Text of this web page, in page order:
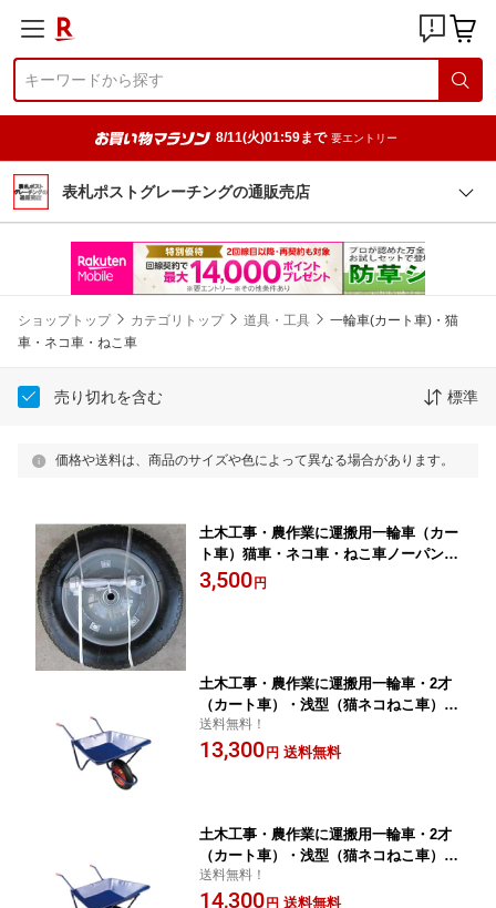
8/11(火)01:59まで 要エントリー
表札ポストグレーチングの通販売店
ショップトップ カテゴリトップ 道具・工具
一輪車(カート車)・猫
車・ネコ車・ねこ車
売り切れを含む 標準
価格や送料は、商品のサイズや色によって異なる場合があります。
土木工事・農作業に運搬用一輪車（カー
ト車）猫車・ネコ車・ねこ車ノーパンク
タイヤ
3,500 円
土木工事・農作業に運搬用一輪車・2才
（カート車）・浅型（猫ネコねこ車）激
安特価 送料無料
送料無料！
13,300 円 送料無料
土木工事・農作業に運搬用一輪車・2才
（カート車）・浅型（猫ネコねこ車）ノ
ーパンク仕様空気入れ不要！激安特価
送料無料
送料無料！
14,300 円 送料無料